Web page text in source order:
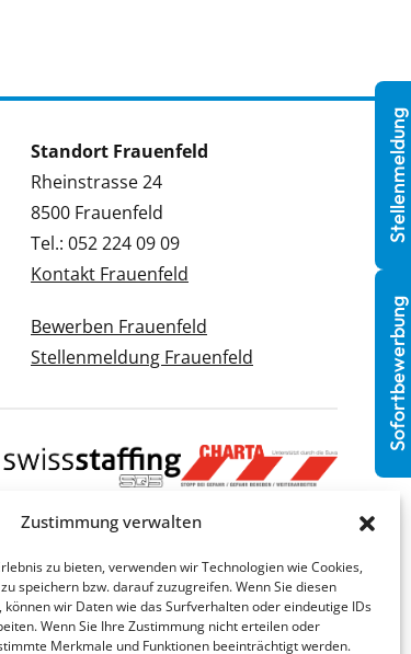
Zustimmung verwalten
zu bieten, verwenden wir Technologien wie Cookies,
speichern bzw. darauf zuzugreifen. Wenn Sie diesen
wir Daten wie das Surfverhalten oder eindeutige IDs
Wenn Sie Ihre Zustimmung nicht erteilen oder
Merkmale und Funktionen beeinträchtigt werden.
Standort Frauenfeld
Rheinstrasse 24
8500 Frauenfeld
Tel.: 052 224 09 09
Kontakt Frauenfeld
Bewerben Frauenfeld
Stellenmeldung Frauenfeld
Sofortbewerbung
Stellenmeldung